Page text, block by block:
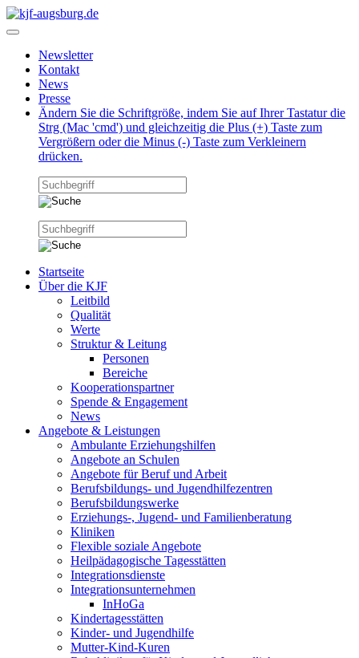
Newsletter
Kontakt
News
Presse
Ändern Sie die Schriftgröße, indem Sie auf Ihrer Tastatur die
Strg (Mac 'cmd') und gleichzeitig die Plus (+) Taste zum
Vergrößern oder die Minus (-) Taste zum Verkleinern
drücken.
Startseite
Über die KJF
Leitbild
Qualität
Werte
Struktur & Leitung
Personen
Bereiche
Kooperationspartner
Spende & Engagement
News
Angebote & Leistungen
Ambulante Erziehungshilfen
Angebote an Schulen
Angebote für Beruf und Arbeit
Berufsbildungs- und Jugendhilfezentren
Berufsbildungswerke
Erziehungs-, Jugend- und Familienberatung
Kliniken
Flexible soziale Angebote
Heilpädagogische Tagesstätten
Integrationsdienste
Integrationsunternehmen
InHoGa
Kindertagesstätten
Kinder- und Jugendhilfe
Mutter-Kind-Kuren